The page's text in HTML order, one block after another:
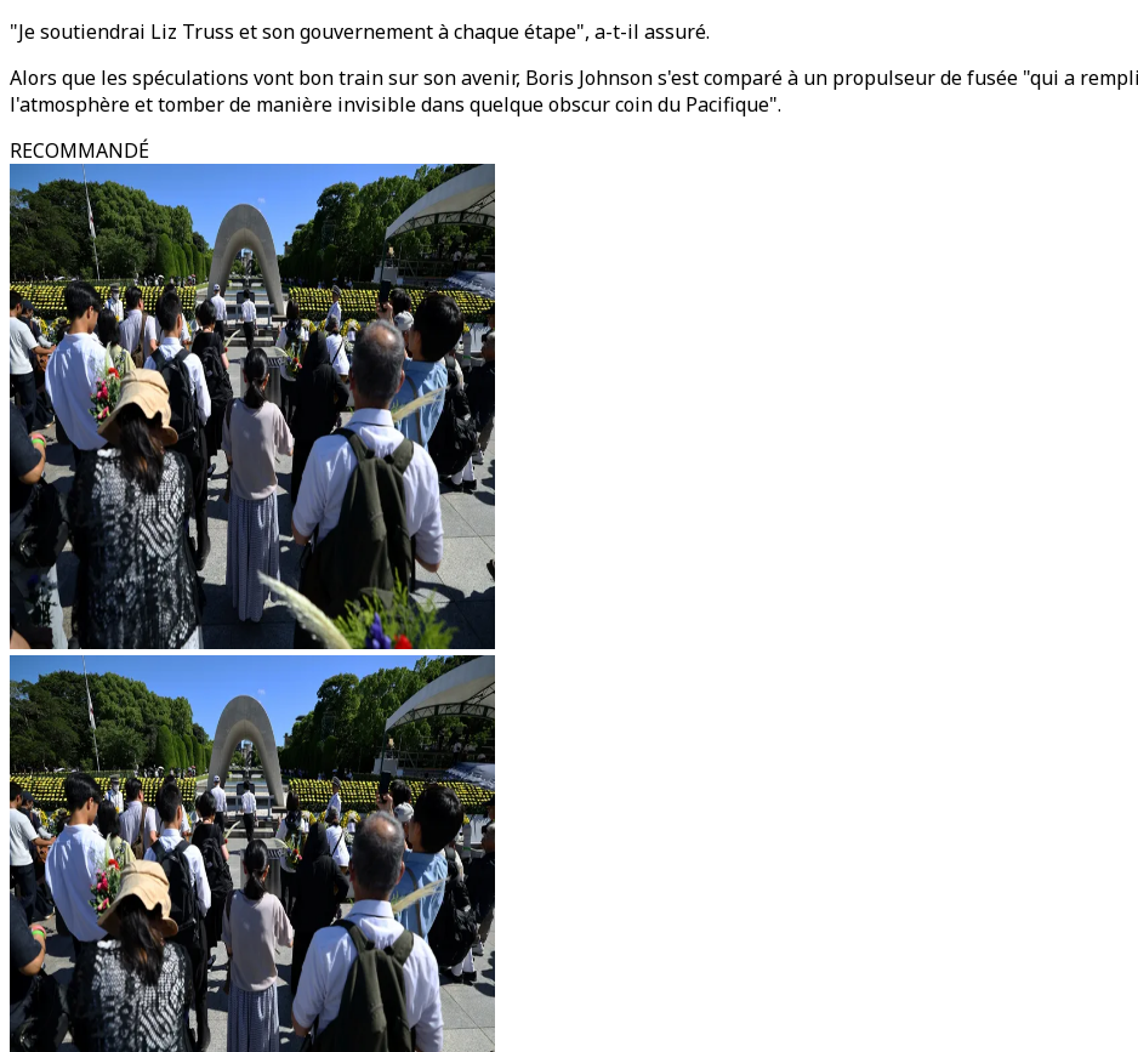
"Je soutiendrai Liz Truss et son gouvernement à chaque étape", a-t-il assuré.
Alors que les spéculations vont bon train sur son avenir, Boris Johnson s'est comparé à un propulseur de fusée "qui a
l'atmosphère et tomber de manière invisible dans quelque obscur coin du Pacifique".
RECOMMANDÉ